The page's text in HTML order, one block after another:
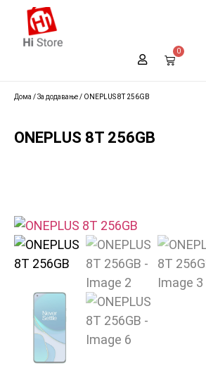
0
Дома /За додавање/ ONEPLUS 8T 256GB
ONEPLUS 8T 256GB